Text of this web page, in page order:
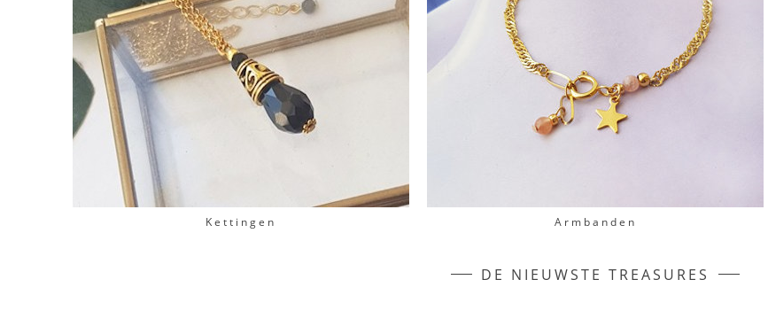
Kettingen Armbanden
DE NIEUWSTE TREASURES